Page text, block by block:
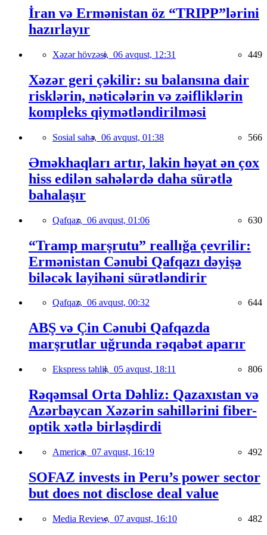
İran və Ermənistan öz “TRIPP”lərini
hazırlayır
Xəzər hövzəsi, 06 avqust, 12:31 449
Xəzər geri çəkilir: su balansına dair
risklərin, nəticələrin və zəifliklərin
kompleks qiymətləndirilməsi
Sosial sahə, 06 avqust, 01:38 566
Əməkhaqları artır, lakin həyat ən çox
hiss edilən sahələrdə daha sürətlə
bahalaşır
Qafqaz, 06 avqust, 01:06 630
“Tramp marşrutu” reallığa çevrilir:
Ermənistan Cənubi Qafqazı dəyişə
biləcək layihəni sürətləndirir
Qafqaz, 06 avqust, 00:32 644
ABŞ və Çin Cənubi Qafqazda
marşrutlar uğrunda rəqabət aparır
Ekspress təhlil, 05 avqust, 18:11 806
Rəqəmsal Orta Dəhliz: Qazaxıstan və
Azərbaycan Xəzərin sahillərini fiber-
optik xətlə birləşdirdi
America, 07 avqust, 16:19 492
SOFAZ invests in Peru’s power sector
but does not disclose deal value
Media Review, 07 avqust, 16:10 482